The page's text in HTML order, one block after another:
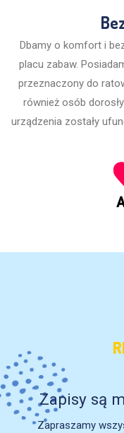
Dbamy o komfort i
placu zabaw.
przeznaczony do
również osób
urządzenia zostały
Zapisy są
Zapraszamy